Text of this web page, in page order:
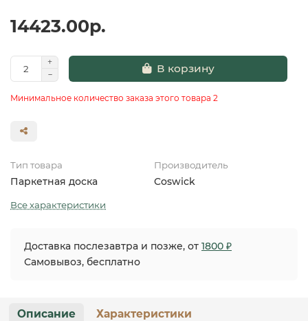
14423.00р.
В корзину
Минимальное количество заказа этого товара 2
Тип товара
Паркетная доска
Производитель
Coswick
Все характеристики
Доставка послезавтра и позже, от 1800 ₽
Самовывоз, бесплатно
Описание Характеристики